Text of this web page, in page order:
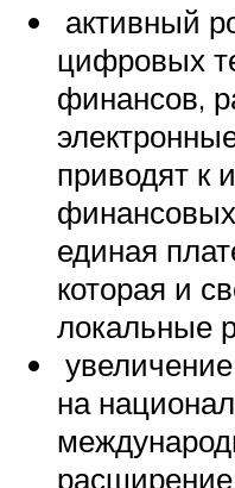
активный
цифровых
финансов,
приводят к
единая
которая и
локальные
на